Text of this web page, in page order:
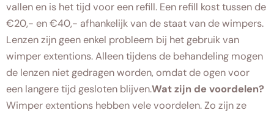
vallen en is het tijd voor een refill. Een refill kost tussen de
€20,- en €40,- afhankelijk van de staat van de wimpers.
Lenzen zijn geen enkel probleem bij het gebruik van
wimper extentions. Alleen tijdens de behandeling mogen
de lenzen niet gedragen worden, omdat de ogen voor
een langere tijd gesloten blijven.Wat zijn de voordelen?
Wimper extentions hebben vele voordelen. Zo zijn ze